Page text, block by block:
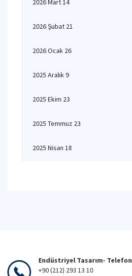
2026 Mart 14
2026 Şubat 21
2026 Ocak 26
2025 Aralık 9
2025 Ekim 23
2025 Temmuz 23
2025 Nisan 18
Endüstriyel Tasarım- Telefon
+90 (212) 293 13 10